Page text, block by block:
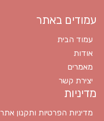
עמודים באתר
עמוד הבית
אודות
מאמרים
יצירת קשר
מדיניות
מדיניות הפרטיות ותקנון אתר